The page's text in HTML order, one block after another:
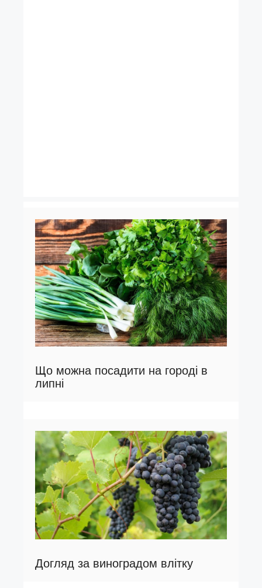
Що можна посадити на городі в
липні
Догляд за виноградом влітку